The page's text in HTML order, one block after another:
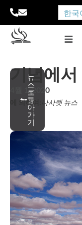
한국
뉴
스
로
돌
아
가
기
기념에서
4월 1, 2020
에 의하여: 나사렛 뉴스